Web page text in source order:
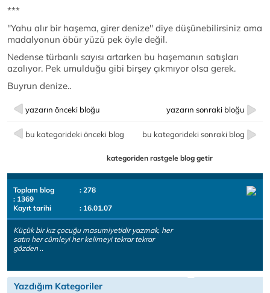
***
''Yahu alır bir haşema, girer denize'' diye düşünebilirsiniz ama
madalyonun öbür yüzü pek öyle değil.
Nedense türbanlı sayısı artarken bu haşemanın satışları
azalıyor. Pek umulduğu gibi birşey çıkmıyor olsa gerek.
Buyrun denize..
yazarın önceki bloğu yazarın sonraki bloğu
bu kategorideki önceki blog bu kategorideki sonraki blog
kategoriden rastgele blog getir
Toplam blog
: 278
: 1369
Kayıt tarihi
: 16.01.07
Küçük bir kız çocuğu masumiyetidir yazmak, her
satırı her cümleyi her kelimeyi tekrar tekrar
gözden ..
Yazdığım Kategoriler